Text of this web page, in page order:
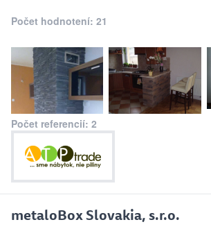
Počet hodnotení: 21
Počet referencií: 2
metaloBox Slovakia, s.r.o.